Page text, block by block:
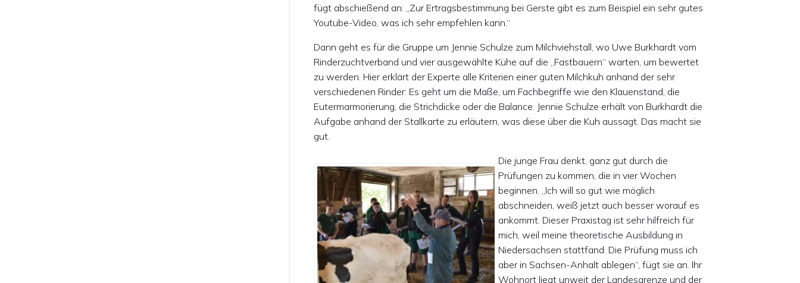
fügt abschießend an: „Zur Ertragsbestimmung bei Gerste gibt es zum Beispiel ein sehr gutes
Youtube-Video, was ich sehr empfehlen kann.“
Dann geht es für die Gruppe um Jennie Schulze zum Milchviehstall, wo Uwe Burkhardt vom
Rinderzuchtverband und vier ausgewählte Kühe auf die „Fastbauern“ warten, um bewertet
zu werden. Hier erklärt der Experte alle Kriterien einer guten Milchkuh anhand der sehr
verschiedenen Rinder: Es geht um die Maße, um Fachbegriffe wie den Klauenstand, die
Eutermarmorierung, die Strichdicke oder die Balance. Jennie Schulze erhält von Burkhardt die
Aufgabe anhand der Stallkarte zu erläutern, was diese über die Kuh aussagt. Das macht sie
gut.
Die junge Frau denkt, ganz gut durch die
Prüfungen zu kommen, die in vier Wochen
beginnen. „Ich will so gut wie möglich
abschneiden, weiß jetzt auch besser worauf es
ankommt. Dieser Praxistag ist sehr hilfreich für
mich, weil meine theoretische Ausbildung in
Niedersachsen stattfand. Die Prüfung muss ich
aber in Sachsen-Anhalt ablegen“, fügt sie an. Ihr
Wohnort liegt unweit der Landesgrenze und der